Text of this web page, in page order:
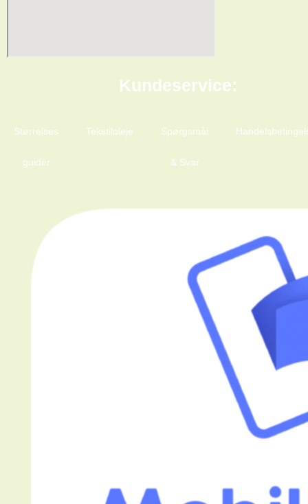
Kundeservice:
Størrelses
guider
Tekstilpleje Spørgsmål
& Svar